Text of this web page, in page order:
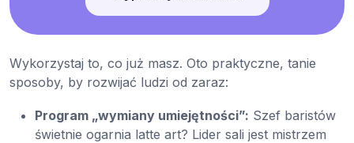
Wykorzystaj to, co już masz. Oto praktyczne, tanie
sposoby, by rozwijać ludzi od zaraz:
Program „wymiany umiejętności”: Szef baristów
świetnie ogarnia latte art? Lider sali jest mistrzem